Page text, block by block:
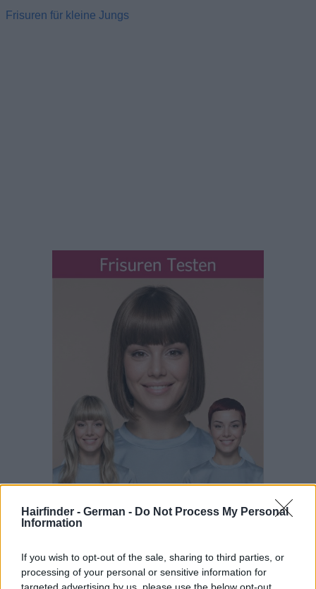
Hairfinder - German - Do Not Process My Personal
Information
If you wish to opt-out of the sale, sharing to third parties, or
processing of your personal or sensitive information for
targeted advertising by us, please use the below opt-out
Frisuren für kleine Jungs